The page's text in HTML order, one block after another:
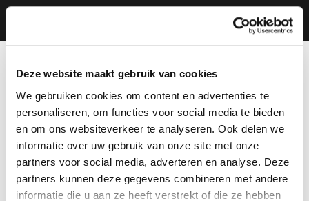
Deze website maakt gebruik van cookies
We gebruiken cookies om content en advertenties te
personaliseren, om functies voor social media te bieden
en om ons websiteverkeer te analyseren. Ook delen we
informatie over uw gebruik van onze site met onze
partners voor social media, adverteren en analyse. Deze
partners kunnen deze gegevens combineren met andere
informatie die u aan ze heeft verstrekt of die ze hebben